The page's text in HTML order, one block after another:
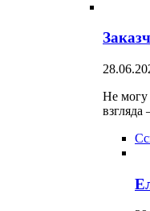
Не могу
взгляда